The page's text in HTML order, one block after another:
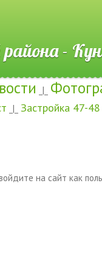
-
_|_
_|_ Застройка 47-
на сайт как